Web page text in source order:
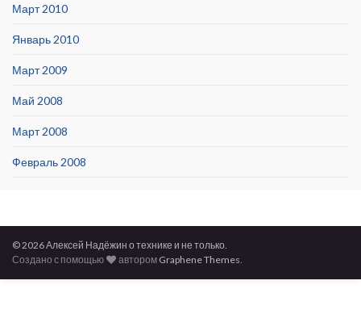
Март 2010
Январь 2010
Март 2009
Май 2008
Март 2008
Февраль 2008
© 2026 Алексей Надёжин о технике и не только.
Создано с помощью
автором Graphene Themes.